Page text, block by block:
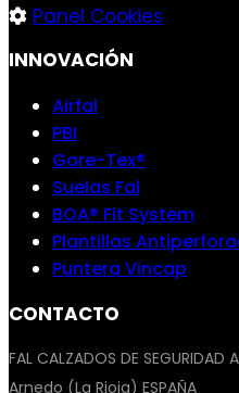
Panel Cookies
INNOVACIÓN
Airfal
PBI
Gore-Tex®
Suelas Fal
BOA® Fit System
Plantillas
Puntera Vincap
CONTACTO
FAL CALZADOS DE
Arnedo (La Rioja) ESPAÑA